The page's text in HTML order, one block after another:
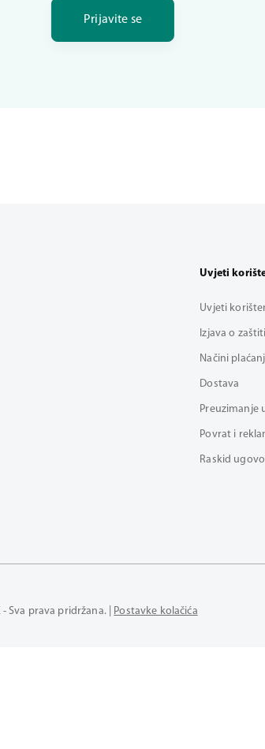
Prijavite se
Uvjeti
Uvjeti
Izjava o
Načini
Dostava
Preuzimanje
Povrat i
Raskid
Sva prava pridržana. | Postavke kolačića